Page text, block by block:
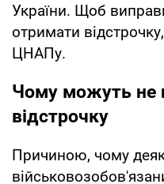
України. Щоб
отримати
ЦНАПу.
Чому можуть не
відстрочку
Причиною, чому